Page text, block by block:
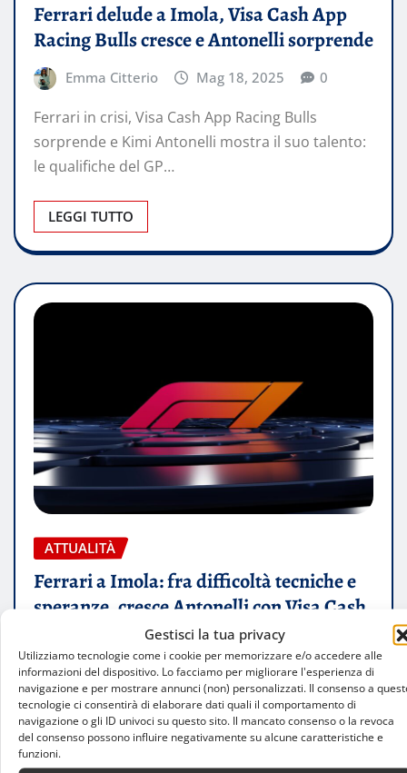
Gestisci la tua privacy
Utilizziamo tecnologie come i cookie per memorizzare e/o accedere alle
informazioni del dispositivo. Lo facciamo per migliorare l'esperienza di
navigazione e per mostrare annunci (non) personalizzati. Il consenso a
tecnologie ci consentirà di elaborare dati quali il comportamento di
navigazione o gli ID univoci su questo sito. Il mancato consenso o la revoca
del consenso possono influire negativamente su alcune caratteristiche e
funzioni.
Ferrari delude a Imola, Visa Cash App
Racing Bulls cresce e Antonelli sorprende
Emma Citterio Mag 18, 2025 0
Ferrari in crisi, Visa Cash App Racing Bulls
sorprende e Kimi Antonelli mostra il suo talento:
le qualifiche del GP…
LEGGI TUTTO
ATTUALITÀ
Ferrari a Imola: fra difficoltà tecniche e
speranze, cresce Antonelli con Visa Cash
App Racing Bulls
Emma Citterio Mag 16, 2025 0
Le prime prove libere del Gran Premio di Imola
2025 hanno rappresentato una sfida significativa
per la Ferrari, impegnata a…